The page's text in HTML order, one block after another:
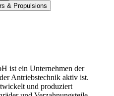
& Propulsions
ist ein Unternehmen der
Antriebstechnik aktiv ist.
und produziert